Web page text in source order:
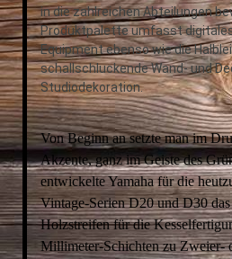
in die zahlreichen Abteilungen
Produktpalette umfasst
Equipment ebenso wie die
schallschluckende Wand- und
Studiodekoration.
Von Beginn an setzte man im
Akzente, ganz im Geiste des
entwickelte Yamaha für die
Vintage-Serien D20 und D30
Holzstreifen für die
Millimeter-Schichten zu Zweier-